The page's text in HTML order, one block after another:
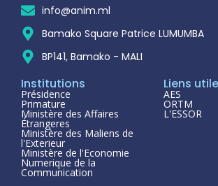
info@anim.ml
Bamako Square Patrice LUMUMBA
BP141, Bamako - MALI
Institutions
Présidence
Primature
Ministère des Affaires
Étrangeres
Ministère des Maliens de
l'Exterieur
Ministère de l'Economie
Numerique de la
Communication
Liens
AES
ORTM
L'ESSOR